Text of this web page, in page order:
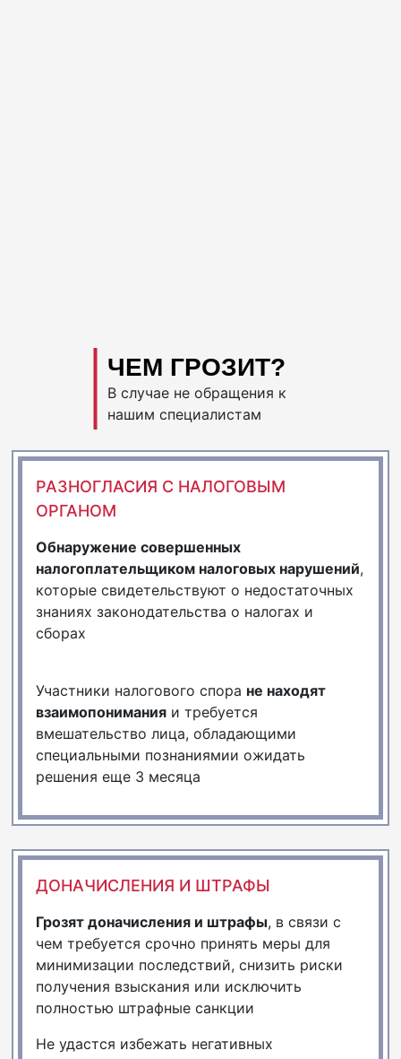
ЧЕМ ГРОЗИТ?
В случае не обращения к
нашим специалистам
РАЗНОГЛАСИЯ С НАЛОГОВЫМ
ОРГАНОМ
Обнаружение совершенных
налогоплательщиком налоговых нарушений,
которые свидетельствуют о недостаточных
знаниях законодательства о налогах и
сборах
Участники налогового спора не находят
взаимопонимания и требуется
вмешательство лица, обладающими
специальными познаниямии ожидать
решения еще 3 месяца
ДОНАЧИСЛЕНИЯ И ШТРАФЫ
Грозят доначисления и штрафы, в связи с
чем требуется срочно принять меры для
минимизации последствий, снизить риски
получения взыскания или исключить
полностью штрафные санкции
Не удастся избежать негативных